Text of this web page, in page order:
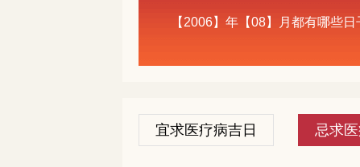
【2006】年【08】月都有哪些
宜求医疗病吉日 忌求